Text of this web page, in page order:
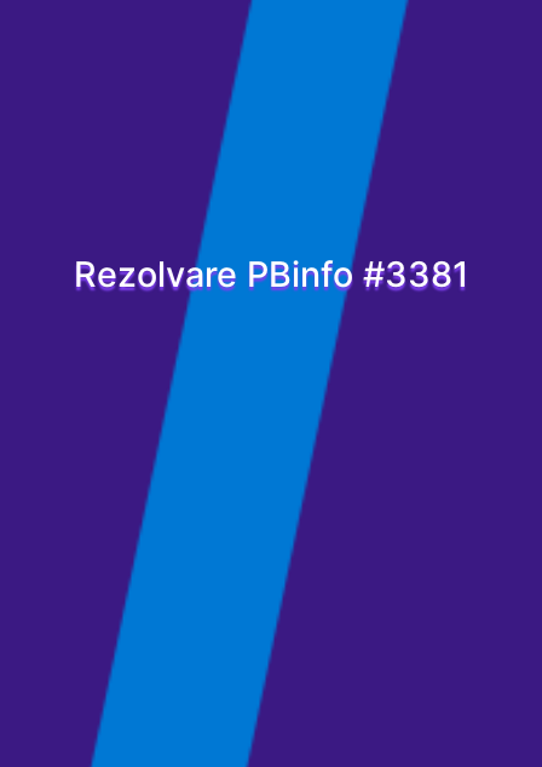
Rezolvare PBinfo #3381